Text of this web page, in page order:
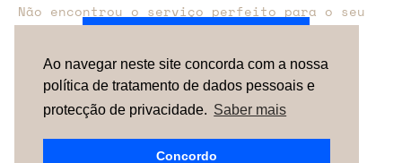
Ao navegar neste site concorda com a nossa
política de tratamento de dados pessoais e
protecção de privacidade. Saber mais
Concordo
Não encontrou o serviço perfeito para o seu
evento?
Entre em contacto connosco.
TERMOS & CONDIÇÕES SOBRE NÓS
COMO
FUNCIONA
CONTACTOS
NEWSLETTER
ESPAÑA | PORTUGAL| UNITED KINGDOM